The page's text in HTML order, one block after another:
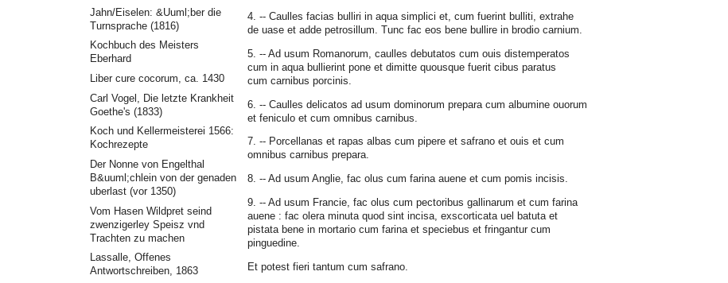
4. -- Caulles facias bulliri in aqua simplici et, cum fuerint bulliti, extrahe
de uase et adde petrosillum. Tunc fac eos bene bullire in brodio carnium.
5. -- Ad usum Romanorum, caulles debutatos cum ouis distemperatos
cum in aqua bullierint pone et dimitte quousque fuerit cibus paratus
cum carnibus porcinis.
6. -- Caulles delicatos ad usum dominorum prepara cum albumine ouorum
et feniculo et cum omnibus carnibus.
7. -- Porcellanas et rapas albas cum pipere et safrano et ouis et cum
omnibus carnibus prepara.
8. -- Ad usum Anglie, fac olus cum farina auene et cum pomis incisis.
9. -- Ad usum Francie, fac olus cum pectoribus gallinarum et cum farina
auene : fac olera minuta quod sint incisa, exscorticata uel batuta et
pistata bene in mortario cum farina et speciebus et fringantur cum
pinguedine.
Et potest fieri tantum cum safrano.
Jahn/Eiselen: &Uuml;ber die
Turnsprache (1816)
Kochbuch des Meisters
Eberhard
Liber cure cocorum, ca. 1430
Carl Vogel, Die letzte Krankheit
Goethe's (1833)
Koch und Kellermeisterei 1566:
Kochrezepte
Der Nonne von Engelthal
B&uuml;chlein von der genaden
uberlast (vor 1350)
Vom Hasen Wildpret seind
zwenzigerley Speisz vnd
Trachten zu machen
Lassalle, Offenes
Antwortschreiben, 1863